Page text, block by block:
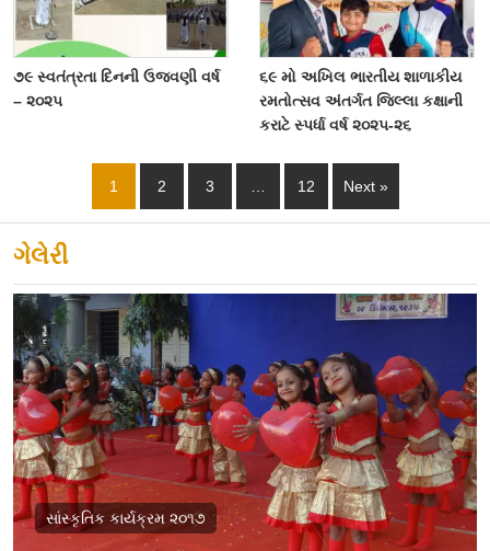
૭૯ સ્વતંત્રતા દિનની ઉજવણી વર્ષ
– ૨૦૨૫
૬૯ મો અખિલ ભારતીય શાળાકીય
રમતોત્સવ અંતર્ગત જિલ્લા કક્ષાની
કરાટે સ્પર્ધા વર્ષ ૨૦૨૫-૨૬
1 2 3 12 Next »
ગેલેરી
સાંસ્કૃતિક કાર્યક્રમ ૨૦૧૭